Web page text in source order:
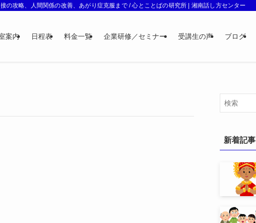
攻略、人間関係の改善、あがり症克服まで / 心とことばの研究所 | 湘南話し方センター
案内 日程表 料金一覧 企業研修／セミナー 受講生の声 ブログ
新着記事